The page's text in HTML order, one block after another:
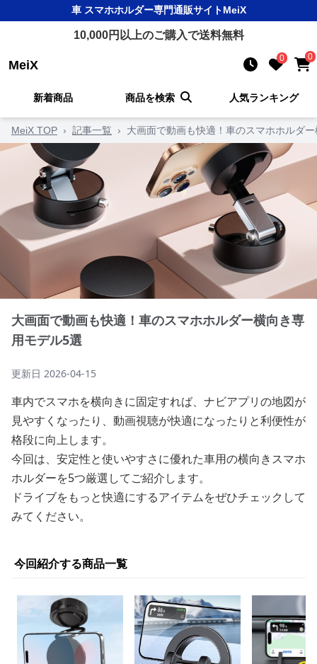
車 スマホホルダー専門通販サイトMeiX
10,000円以上のご購入で送料無料
MeiX 0 0
新着商品 商品を検索 人気ランキング
MeiX TOP › 記事一覧 › 大画面で動画も快適！車のスマホホルダ
大画面で動画も快適！車のスマホホルダー横向き専
用モデル5選
更新日 2026-04-15
車内でスマホを横向きに固定すれば、ナビアプリの地図が
見やすくなったり、動画視聴が快適になったりと利便性が
格段に向上します。
今回は、安定性と使いやすさに優れた車用の横向きスマホ
ホルダーを5つ厳選してご紹介します。
ドライブをもっと快適にするアイテムをぜひチェックして
みてください。
今回紹介する商品一覧